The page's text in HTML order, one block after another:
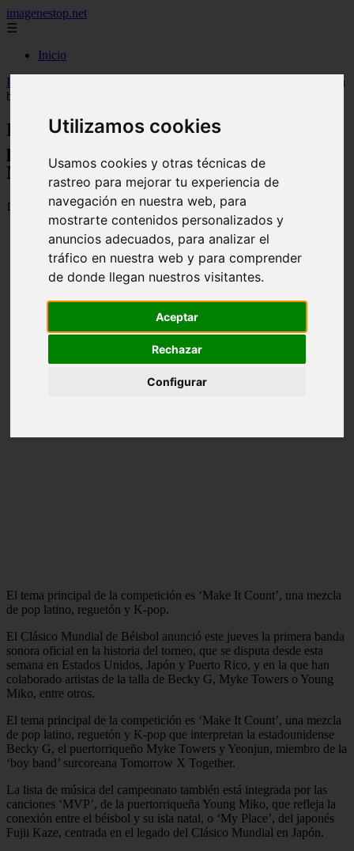
Utilizamos cookies
Usamos cookies y otras técnicas de
rastreo para mejorar tu experiencia de
navegación en nuestra web, para
mostrarte contenidos personalizados y
anuncios adecuados, para analizar el
tráfico en nuestra web y para comprender
de donde llegan nuestros visitantes.
Aceptar
Rechazar
Configurar
imagenestop.net
☰
Inicio
Inicio
El Clásico Mundial de Béisbol lanza su primera
banda sonora, con Becky G y Myke Towers
El Clásico Mundial de Béisbol lanza su
primera banda sonora, con Becky G y
Myke Towers
📅 25/03/2026
El tema principal de la competición es ‘Make It Count’, una mezcla
de pop latino, reguetón y K-pop.
El Clásico Mundial de Béisbol anunció este jueves la primera banda
sonora oficial en la historia del torneo, que se disputa desde esta
semana en Estados Unidos, Japón y Puerto Rico, y en la que han
colaborado artistas de la talla de Becky G, Myke Towers o Young
Miko, entre otros.
El tema principal de la competición es ‘Make It Count’, una mezcla
de pop latino, reguetón y K-pop que interpretan la estadounidense
Becky G, el puertorriqueño Myke Towers y Yeonjun, miembro de la
‘boy band’ surcoreana Tomorrow X Together.
La lista de música del campeonato también está integrada por las
canciones ‘MVP’, de la puertorriqueña Young Miko, que refleja la
conexión entre el béisbol y su isla natal, o ‘My Place’, del japonés
Fujii Kaze, centrada en el legado del Clásico Mundial en Japón.